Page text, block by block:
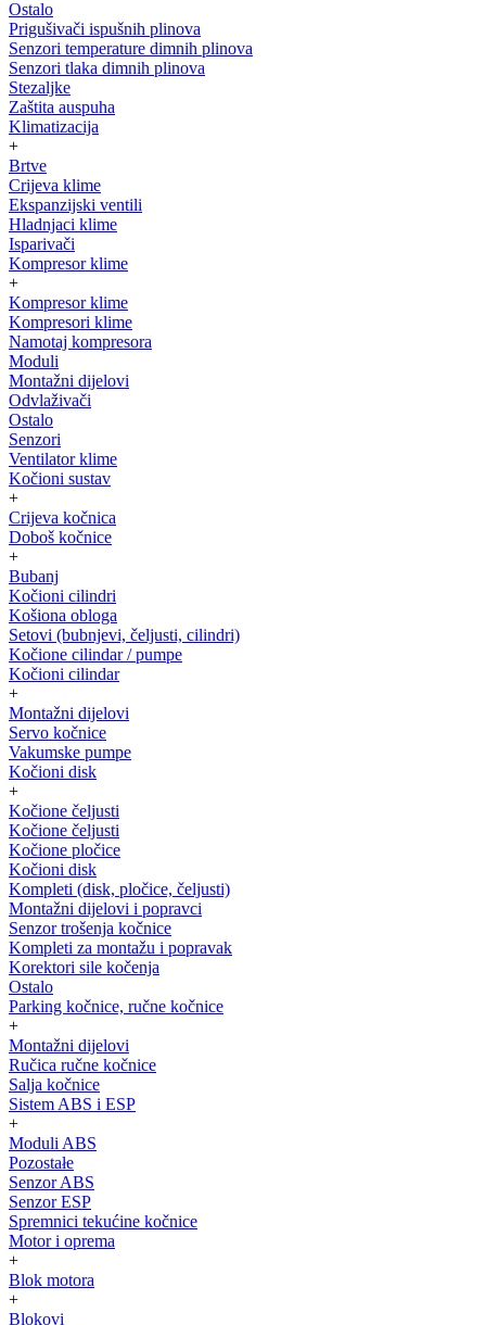
Ostalo
Prigušivači ispušnih plinova
Senzori temperature dimnih plinova
Senzori tlaka dimnih plinova
Stezaljke
Zaštita auspuha
Klimatizacija
+
Brtve
Crijeva klime
Ekspanzijski ventili
Hladnjaci klime
Isparivači
Kompresor klime
+
Kompresor klime
Kompresori klime
Namotaj kompresora
Moduli
Montažni dijelovi
Odvlaživači
Ostalo
Senzori
Ventilator klime
Kočioni sustav
+
Crijeva kočnica
Doboš kočnice
+
Bubanj
Kočioni cilindri
Košiona obloga
Setovi (bubnjevi, čeljusti, cilindri)
Kočione cilindar / pumpe
Kočioni cilindar
+
Montažni dijelovi
Servo kočnice
Vakumske pumpe
Kočioni disk
+
Kočione čeljusti
Kočione čeljusti
Kočione pločice
Kočioni disk
Kompleti (disk, pločice, čeljusti)
Montažni dijelovi i popravci
Senzor trošenja kočnice
Kompleti za montažu i popravak
Korektori sile kočenja
Ostalo
Parking kočnice, ručne kočnice
+
Montažni dijelovi
Ručica ručne kočnice
Salja kočnice
Sistem ABS i ESP
+
Moduli ABS
Pozostałe
Senzor ABS
Senzor ESP
Spremnici tekućine kočnice
Motor i oprema
+
Blok motora
+
Blokovi